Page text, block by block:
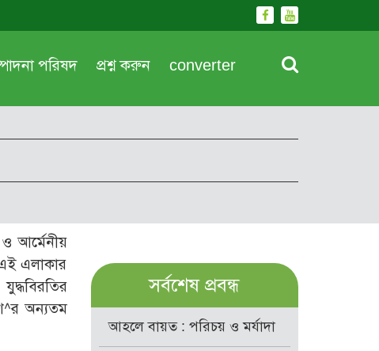
পরিষদ প্রশ্ন করুন converter
আর্মেনীয়
এলাকার
অন্যতম
সর্বশেষ প্রবন্ধ
আহলে বায়ত : পরিচয় ও মর্যাদা